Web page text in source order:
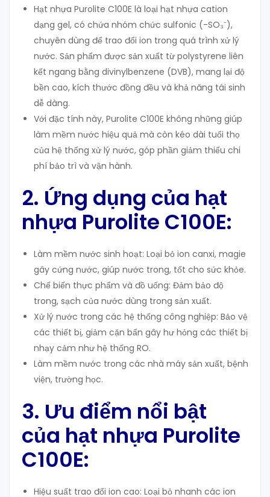
Hạt nhựa Purolite C100E là loại hạt nhựa cation
dạng gel, có chứa nhóm chức sulfonic (-SO₃⁻),
chuyên dùng để trao đổi ion trong quá trình xử lý
nước. Sản phẩm được sản xuất từ polystyrene liên
kết ngang bằng divinylbenzene (DVB), mang lại độ
bền cao, kích thước đồng đều và khả năng tái sinh
dễ dàng.
Với đặc tính này, Purolite C100E không những giúp
làm mềm nước hiệu quả mà còn kéo dài tuổi thọ
của hệ thống xử lý nước, góp phần giảm thiểu chi
phí bảo trì và vận hành.
2. Ứng dụng của hạt
nhựa Purolite C100E:
Làm mềm nước sinh hoạt: Loại bỏ ion canxi, magie
gây cứng nước, giúp nước trong, tốt cho sức khỏe.
Chế biến thực phẩm và đồ uống: Đảm bảo độ
trong, sạch của nước dùng trong sản xuất.
Xử lý nước trong các hệ thống công nghiệp: Bảo vệ
các thiết bị, giảm cặn bẩn gây hư hỏng các thiết bị
nhạy cảm như hệ thống RO.
Làm mềm nước trong các nhà máy sản xuất, bệnh
viện, trường học.
3. Ưu điểm nổi bật
của hạt nhựa Purolite
C100E:
Hiệu suất trao đổi ion cao: Loại bỏ nhanh các ion